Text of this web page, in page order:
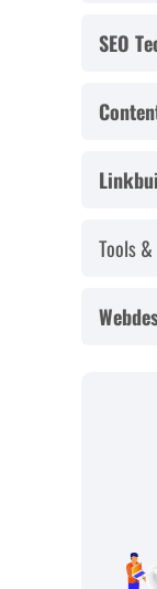
SEO
Tools &